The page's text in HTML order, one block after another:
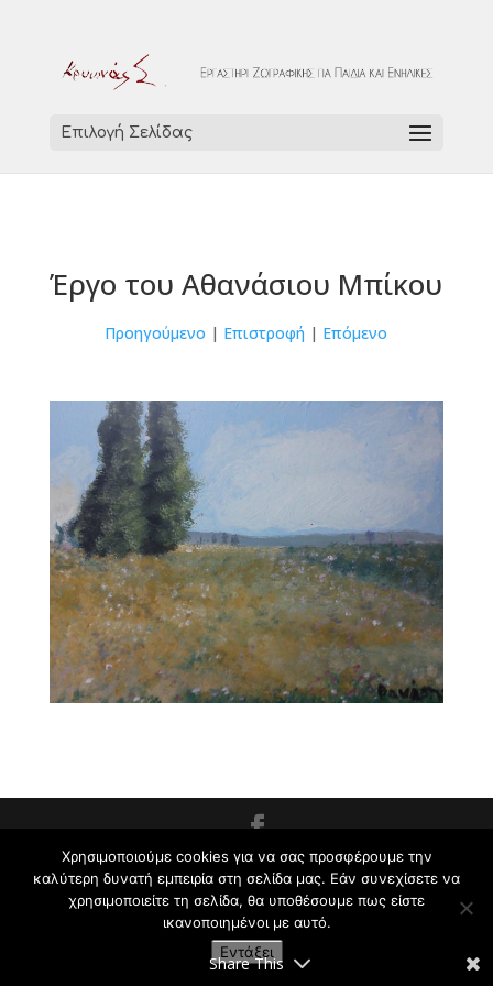
Επιλογή Σελίδας
Έργο του Αθανάσιου Μπίκου
Προηγούμενο | Επιστροφή | Επόμενο
Εργαστήρι Ζωγραφικής για Παιδιά και Ενήλικες
Κρυωνάς Σ. | 2009-2021
Share This
Χρησιμοποιούμε cookies για να σας προσφέρουμε την
καλύτερη δυνατή εμπειρία στη σελίδα μας. Εάν συνεχίσετε να
χρησιμοποιείτε τη σελίδα, θα υποθέσουμε πως είστε
ικανοποιημένοι με αυτό.
Εντάξει